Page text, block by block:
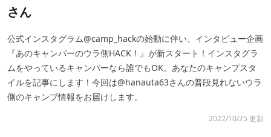
さん
公式インスタグラム@camp_hackの始動に伴い、インタビュー企画
『あのキャンパーのウラ側HACK！』が新スタート！インスタグラ
ムをやっているキャンパーなら誰でもOK。あなたのキャンプスタ
イルを記事にします！今回は@hanauta63さんの普段見れないウラ
側のキャンプ情報をお届けします。
2022/10/25 更新